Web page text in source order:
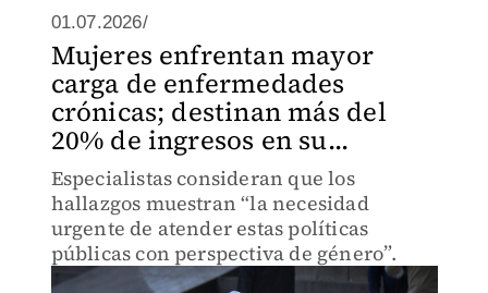
01.07.2026/
Mujeres enfrentan mayor
carga de enfermedades
crónicas; destinan más del
20% de ingresos en su...
Especialistas consideran que los
hallazgos muestran “la necesidad
urgente de atender estas políticas
públicas con perspectiva de género”.